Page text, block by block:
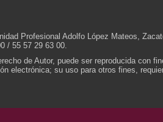
Profesional Adolfo López Mateos,
/ 55 57 29 63 00.
de Autor, puede ser reproducida con
electrónica; su uso para otros fines,